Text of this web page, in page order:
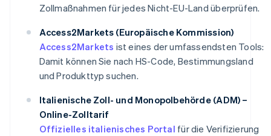
Zollmaßnahmen für jedes Nicht-EU-Land überprüfen.
Access2Markets (Europäische Kommission)
Access2Markets ist eines der umfassendsten Tools:
Damit können Sie nach HS-Code, Bestimmungsland
und Produkttyp suchen.
Italienische Zoll- und Monopolbehörde (ADM) –
Online-Zolltarif
Offizielles italienisches Portal für die Verifizierung